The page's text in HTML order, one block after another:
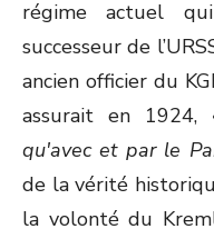
régime actuel
successeur de
ancien officier du
assurait en 1924,
qu'avec et par le
de la vérité
la volonté du